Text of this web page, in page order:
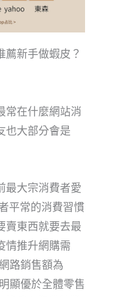
薦新手做蝦皮？
常在什麼網站消
也大部分會是
最大宗消費者愛
平常的消費習慣
賣東西就要去最
情推升網購需
路銷售額為
顯優於全體零售